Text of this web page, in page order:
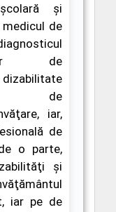
şi
de
de
de
iar,
de
o parte,
şi
iar pe de